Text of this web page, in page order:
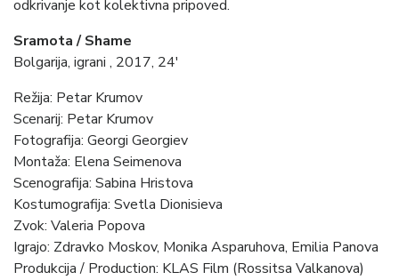
odkrivanje kot kolektivna pripoved.
Sramota / Shame
Bolgarija, igrani , 2017, 24′
Režija: Petar Krumov
Scenarij: Petar Krumov
Fotografija: Georgi Georgiev
Montaža: Elena Seimenova
Scenografija: Sabina Hristova
Kostumografija: Svetla Dionisieva
Zvok: Valeria Popova
Igrajo: Zdravko Moskov, Monika Asparuhova, Emilia Panova
Produkcija / Production: KLAS Film (Rossitsa Valkanova)